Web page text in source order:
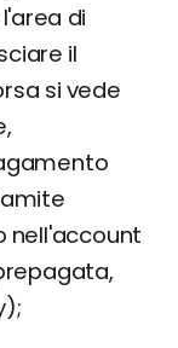
di
il
si vede
nell'account